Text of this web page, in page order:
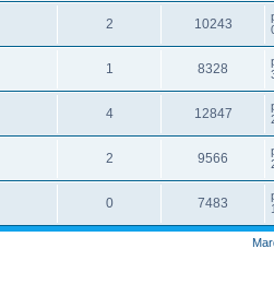
2 10243
1 8328
4 12847
2 9566
0 7483